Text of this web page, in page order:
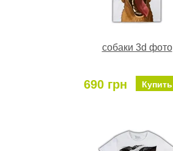
собаки 3d фото
690 грн Купить